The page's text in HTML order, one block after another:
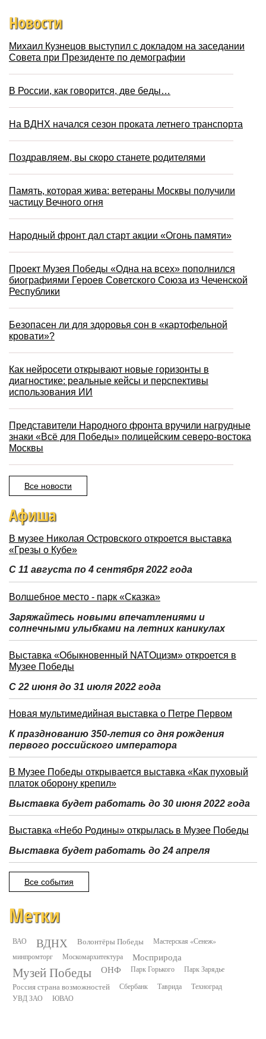
Новости
Михаил Кузнецов выступил с докладом на заседании
Совета при Президенте по демографии
В России, как говорится, две беды…
На ВДНХ начался сезон проката летнего транспорта
Поздравляем, вы скоро станете родителями
Память, которая жива: ветераны Москвы получили
частицу Вечного огня
Народный фронт дал старт акции «Огонь памяти»
Проект Музея Победы «Одна на всех» пополнился
биографиями Героев Советского Союза из Чеченской
Республики
Безопасен ли для здоровья сон в «картофельной
кровати»?
Как нейросети открывают новые горизонты в
диагностике: реальные кейсы и перспективы
использования ИИ
Представители Народного фронта вручили нагрудные
знаки «Всё для Победы» полицейским северо-востока
Москвы
Все новости
Афиша
В музее Николая Островского откроется выставка
«Грезы о Кубе»
С 11 августа по 4 сентября 2022 года
Волшебное место - парк «Сказка»
Заряжайтесь новыми впечатлениями и
солнечными улыбками на летних каникулах
Выставка «Обыкновенный NATOцизм» откроется в
Музее Победы
С 22 июня до 31 июля 2022 года
Новая мультимедийная выставка о Петре Первом
К празднованию 350-летия со дня рождения
первого российского императора
В Музее Победы открывается выставка «Как пуховый
платок оборону крепил»
Выставка будет работать до 30 июня 2022 года
Выставка «Небо Родины» открылась в Музее Победы
Выставка будет работать до 24 апреля
Все события
Метки
ВАО ВДНХ Волонтёры Победы
Мастерская «Сенеж»
минпромторг
Москомархитектура Мосприрода
Музей Победы ОНФ Парк Горького Парк Зарядье
Россия страна возможностей Сбербанк Таврида
Техноград
УВД ЗАО
ЮВАО